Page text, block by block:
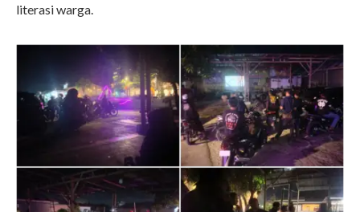
literasi warga.